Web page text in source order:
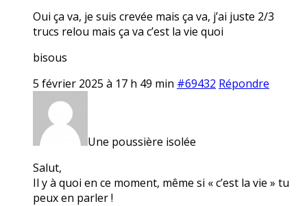
Oui ça va, je suis crevée mais ça va, j’ai juste 2/3
trucs relou mais ça va c’est la vie quoi
bisous
5 février 2025 à 17 h 49 min #69432 Répondre
Une poussière isolée
Salut,
Il y à quoi en ce moment, même si « c’est la vie » tu
peux en parler !